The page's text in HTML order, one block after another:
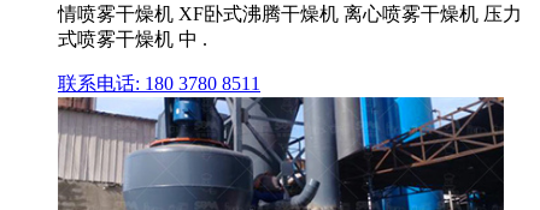
情喷雾干燥机 XF卧式沸腾干燥机 离心喷雾干燥机 压力
式喷雾干燥机 中 .
联系电话: 180 3780 8511